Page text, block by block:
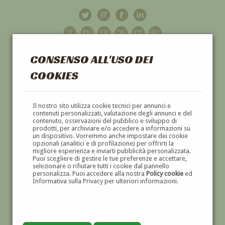
CONSENSO ALL'USO DEI
COOKIES
Il nostro sito utilizza cookie tecnici per annunci e
contenuti personalizzati, valutazione degli annunci e del
contenuto, osservazioni del pubblico e sviluppo di
prodotti, per archiviare e/o accedere a informazioni su
un dispositivo. Vorremmo anche impostare dei cookie
opzionali (analitici e di profilazione) per offrirti la
migliore esperienza e inviarti pubblicità personalizzata.
Puoi scegliere di gestire le tue preferenze e accettare,
selezionare o rifiutare tutti i cookie dal pannello
personalizza. Puoi accedere alla nostra Policy cookieed
Informativa sulla Privacy per ulteriori informazioni.
GALLERIAD'ARTE
DIPINTI E SCULTURE '800 E '900